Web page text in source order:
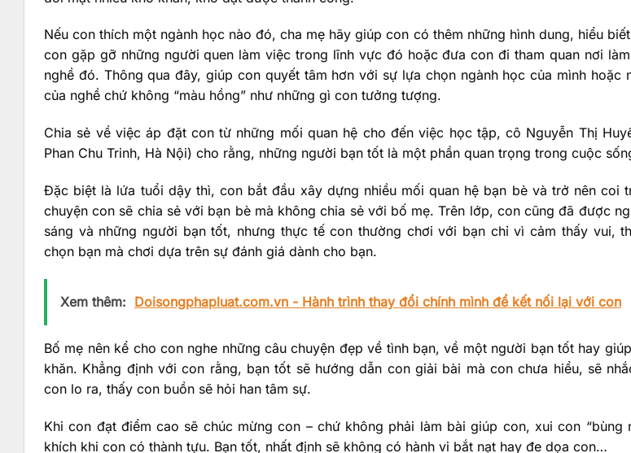
Nếu con thích một ngành học nào đó, cha mẹ hãy giúp con có thêm những hình dung, hiểu
con gặp gỡ những người quen làm việc trong lĩnh vực đó hoặc đưa con đi tham quan nơi
nghề đó. Thông qua đây, giúp con quyết tâm hơn với sự lựa chọn ngành học của mình hoặc
của nghề chứ không “màu hồng” như những gì con tưởng tượng.
Chia sẻ về việc áp đặt con từ những mối quan hệ cho đến việc học tập, cô Nguyễn Thị
Phan Chu Trinh, Hà Nội) cho rằng, những người bạn tốt là một phần quan trọng trong cuộc
Đặc biệt là lứa tuổi dậy thì, con bắt đầu xây dựng nhiều mối quan hệ bạn bè và trở nên coi
chuyện con sẽ chia sẻ với bạn bè mà không chia sẻ với bố mẹ. Trên lớp, con cũng đã được
sáng và những người bạn tốt, nhưng thực tế con thường chơi với bạn chỉ vì cảm thấy vui,
chọn bạn mà chơi dựa trên sự đánh giá dành cho bạn.
Xem thêm: Doisongphapluat.com.vn - Hành trình thay đổi chính mình để kết nối lại với con
Bố mẹ nên kể cho con nghe những câu chuyện đẹp về tình bạn, về một người bạn tốt hay
khăn. Khẳng định với con rằng, bạn tốt sẽ hướng dẫn con giải bài mà con chưa hiểu, sẽ
con lo ra, thấy con buồn sẽ hỏi han tâm sự.
Khi con đạt điểm cao sẽ chúc mừng con – chứ không phải làm bài giúp con, xui con “bùng
khích khi con có thành tựu. Bạn tốt, nhất định sẽ không có hành vi bắt nạt hay đe dọa con…